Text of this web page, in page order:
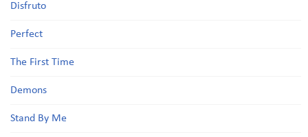
Disfruto
Perfect
The First Time
Demons
Stand By Me